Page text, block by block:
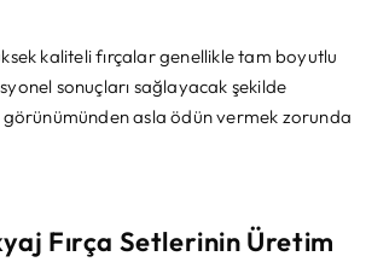
kaliteli fırçalar genellikle tam boyutlu
sonuçları sağlayacak şekilde
asla ödün vermek zorunda
Fırça Setlerinin Üretim